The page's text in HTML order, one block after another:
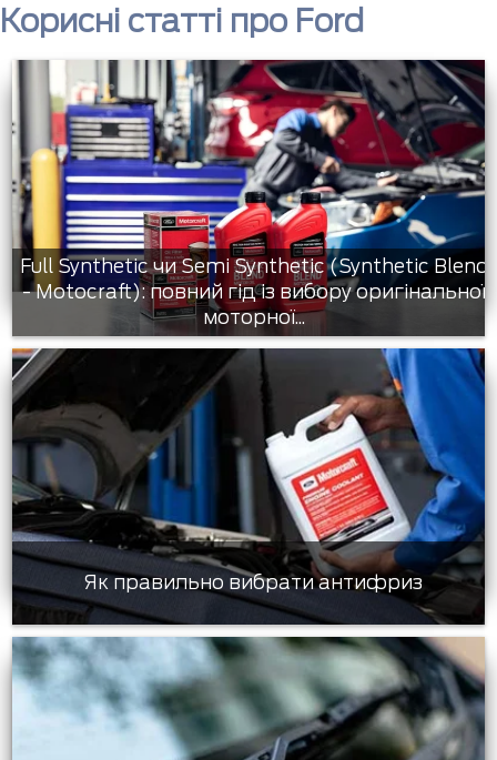
Корисні статті про Ford
Full Synthetic чи Semi Synthetic (Synthetic Blend
- Motocraft): повний гід із вибору оригінальної
моторної...
Як правильно вибрати антифриз